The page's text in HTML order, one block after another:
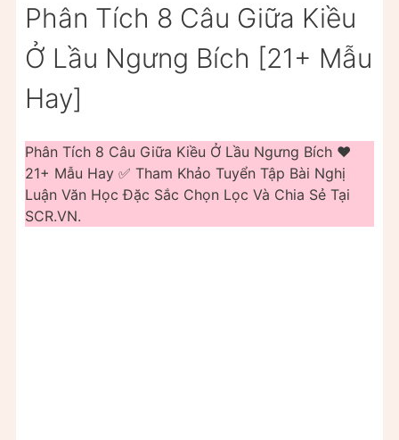
Phân Tích 8 Câu Giữa Kiều
Ở Lầu Ngưng Bích [21+ Mẫu
Hay]
Phân Tích 8 Câu Giữa Kiều Ở Lầu Ngưng Bích ❤️️
21+ Mẫu Hay ✅ Tham Khảo Tuyển Tập Bài Nghị
Luận Văn Học Đặc Sắc Chọn Lọc Và Chia Sẻ Tại
SCR.VN.